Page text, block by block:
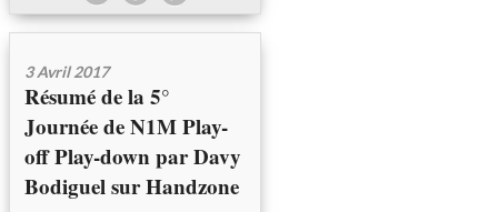
3 Avril 2017
Résumé de la 5°
Journée de N1M Play-
off Play-down par Davy
Bodiguel sur Handzone